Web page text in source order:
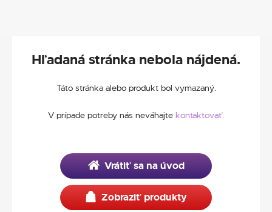
Hľadaná stránka nebola nájdená.
Táto stránka alebo produkt bol vymazaný.
V prípade potreby nás neváhajte kontaktovať.
Vrátiť sa na úvod
Zobraziť produkty